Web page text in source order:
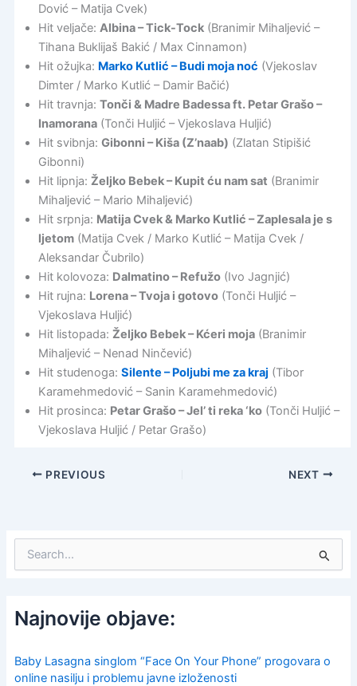
Dović – Matija Cvek)
Hit veljače: Albina – Tick-Tock(Branimir Mihaljević –
Tihana Buklijaš Bakić / Max Cinnamon)
Hit ožujka: Marko Kutlić – Budi moja noć (Vjekoslav
Dimter / Marko Kutlić – Damir Bačić)
Hit travnja: Tonči & Madre Badessa ft. Petar Grašo –
Inamorana(Tonči Huljić – Vjekoslava Huljić)
Hit svibnja: Gibonni – Kiša (Z’naab) (Zlatan Stipišić
Gibonni)
Hit lipnja: Željko Bebek – Kupit ću nam sat (Branimir
Mihaljević – Mario Mihaljević)
Hit srpnja: Matija Cvek & Marko Kutlić – Zaplesala je s
ljetom(Matija Cvek / Marko Kutlić – Matija Cvek /
Aleksandar Čubrilo)
Hit kolovoza: Dalmatino – Refužo(Ivo Jagnjić)
Hit rujna: Lorena – Tvoja i gotovo(Tonči Huljić –
Vjekoslava Huljić)
Hit listopada: Željko Bebek – Kćeri moja(Branimir
Mihaljević – Nenad Ninčević)
Hit studenoga: Silente – Poljubi me za kraj (Tibor
Karamehmedović – Sanin Karamehmedović)
Hit prosinca: Petar Grašo – Jel’ ti reka ‘ko(Tonči Huljić –
Vjekoslava Huljić / Petar Grašo)
PREVIOUS NEXT
c
h
o
r
Najnovije objave:
Baby Lasagna singlom “Face On Your Phone” progovara o
online nasilju i problemu javne izloženosti